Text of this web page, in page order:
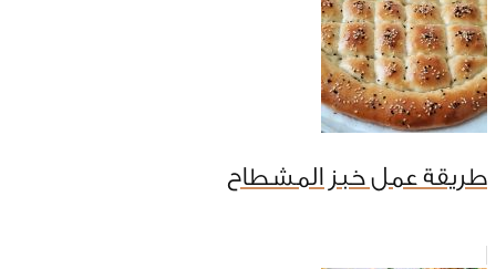
طريقة عمل خبز المشطاح